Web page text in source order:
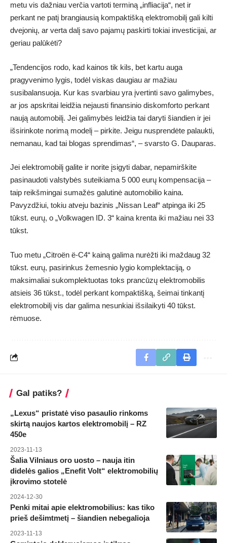
metu vis dažniau verčia vartoti terminą „infliacija“, net ir
perkant ne patį brangiausią kompaktišką elektromobilį gali kilti
dvejonių, ar verta dalį savo pajamų paskirti tokiai investicijai, ar
geriau palūkėti?
„Tendencijos rodo, kad kainos tik kils, bet kartu auga
pragyvenimo lygis, todėl viskas daugiau ar mažiau
susibalansuoja. Kur kas svarbiau yra įvertinti savo galimybes,
ar jos apskritai leidžia nejausti finansinio diskomforto perkant
naują automobilį. Jei galimybės leidžia tai daryti šiandien ir jei
išsirinkote norimą modelį – pirkite. Jeigu nusprendėte palaukti,
nemanau, kad tai blogas sprendimas“, – svarsto G. Dauparas.
Jei elektromobilį galite ir norite įsigyti dabar, nepamirškite
pasinaudoti valstybės suteikiama 5 000 eurų kompensacija –
taip reikšmingai sumažės galutinė automobilio kaina.
Pavyzdžiui, tokiu atveju bazinis „Nissan Leaf“ atpinga iki 25
tūkst. eurų, o „Volkwagen ID. 3“ kaina krenta iki mažiau nei 33
tūkst.
Tuo metu „Citroën ë-C4“ kainą galima nurėžti iki maždaug 32
tūkst. eurų, pasirinkus žemesnio lygio komplektaciją, o
maksimaliai sukomplektuotas toks prancūzų elektromobilis
atsieis 36 tūkst., todėl perkant kompaktišką, šeimai tinkantį
elektromobilį vis dar galima nesunkiai išsilaikyti 40 tūkst.
rėmuose.
Gal patiks?
„Lexus“ pristatė viso pasaulio rinkoms
skirtą naujos kartos elektromobilį – RZ
450e
2023-11-13
Šalia Vilniaus oro uosto – nauja itin
didelės galios „Enefit Volt“ elektromobilių
įkrovimo stotelė
2024-12-30
Penki mitai apie elektromobilius: kas tiko
prieš dešimtmetį – šiandien nebegalioja
2023-11-13